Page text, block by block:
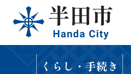
くらし・手続き